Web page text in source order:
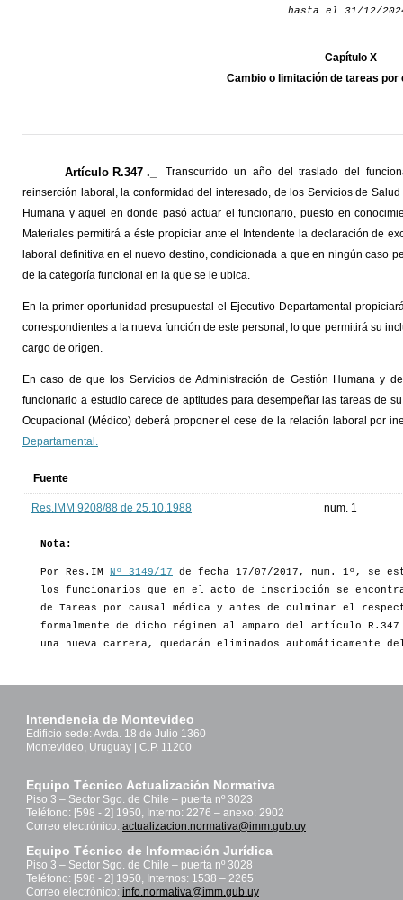
hasta el 31/12/
Capítulo X
Cambio o limitación de tareas por
Artículo R.347 ._
Transcurrido un año del traslado del
reinserción laboral, la conformidad del interesado, de los Servicios de
Humana y aquel en donde pasó actuar el funcionario, puesto en
Materiales permitirá a éste propiciar ante el Intendente la declaración de
laboral definitiva en el nuevo destino, condicionada a que en ningún caso
de la categoría funcional en la que se le ubica.
En la primer oportunidad presupuestal el Ejecutivo Departamental
correspondientes a la nueva función de este personal, lo que permitirá su
cargo de origen.
En caso de que los Servicios de Administración de Gestión Humana y
funcionario a estudio carece de aptitudes para desempeñar las tareas de
Ocupacional (Médico) deberá proponer el cese de la relación laboral por
Departamental.
Fuente
Res.IMM 9208/88 de 25.10.1988 num. 1
Nota:
Por Res.IM Nº 3149/17 de fecha 17/07/2017, num. 1º, se
los funcionarios que en el acto de inscripción se
de Tareas por causal médica y antes de culminar el
formalmente de dicho régimen al amparo del artículo
una nueva carrera, quedarán eliminados automáticamente
Intendencia de Montevideo
Edificio sede: Avda. 18 de Julio 1360
Montevideo, Uruguay | C.P. 11200
Equipo Técnico Actualización Normativa
Piso 3 – Sector Sgo. de Chile – puerta nº 3023
Teléfono: [598 - 2] 1950, Interno: 2276 – anexo: 2902
Correo electrónico: actualizacion.normativa@imm.gub.uy
Equipo Técnico de Información Jurídica
Piso 3 – Sector Sgo. de Chile – puerta nº 3028
Teléfono: [598 - 2] 1950, Internos: 1538 – 2265
Correo electrónico: info.normativa@imm.gub.uy